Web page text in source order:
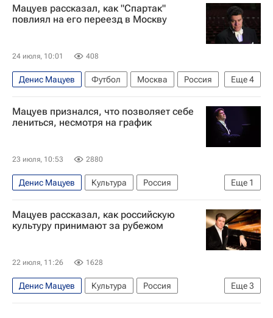
Мацуев рассказал, как "Спартак"
повлиял на его переезд в Москву
24 июля, 10:01 408
Еще4
Денис Мацуев Футбол Москва
Россия
Иркутск
Новости культуры
Спартак Москва
Спорт
Мацуев признался, что позволяет себе
лениться, несмотря на график
23 июля, 10:53 2880
Еще 1
Денис Мацуев Культура
Россия
Суздаль
Мацуев рассказал, как российскую
культуру принимают за рубежом
22 июля, 11:26 1628
Еще3
Денис Мацуев Культура
Россия
Япония
Людвиг ван Бетховен